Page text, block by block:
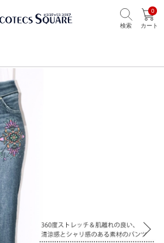
検索
0
カート